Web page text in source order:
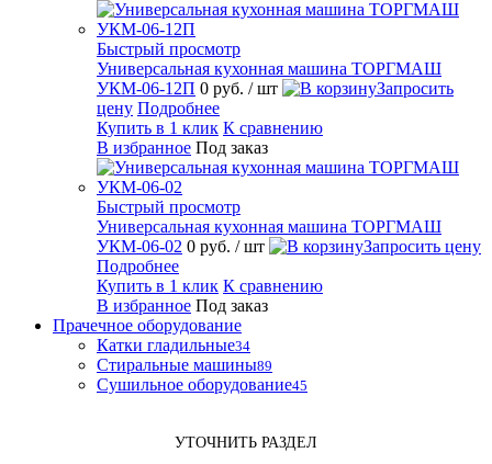
Быстрый просмотр
Универсальная кухонная машина ТОРГМАШ
УКМ-06-12П 0 руб. / шт
Запросить
цену Подробнее
Купить в 1 клик К сравнению
В избранное Под заказ
Быстрый просмотр
Универсальная кухонная машина ТОРГМАШ
УКМ-06-02 0 руб. / шт
Запросить цену
Подробнее
Купить в 1 клик К сравнению
В избранное Под заказ
Прачечное оборудование
Катки гладильные34
Стиральные машины89
Сушильное оборудование45
УТОЧНИТЬ РАЗДЕЛ